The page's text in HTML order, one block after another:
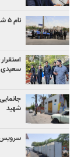
نام ۵ شهید دفاع مقدس و جنگ ۱۲ روزه زینت‌بخش معابر منطقه ۱۸ شد
سعیدی
شهید